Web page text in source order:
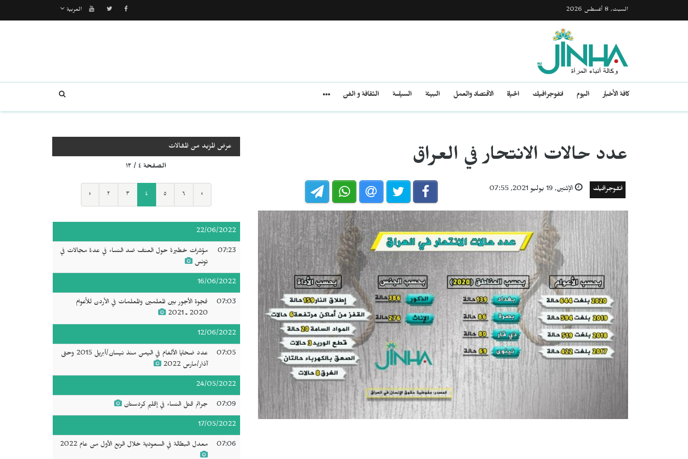
السبت, 8 أغسطس 2026 العربية
كافة الأخبار اليوم انفوجرافيك الحياة الاقتصاد والعمل البيئة السياسة الثقافة و الفن
عدد حالات الانتحار في العراق
انفوجرافيك الإثنين, 19 يوليو 2021, 07:55
عرض المزيد من المقالات
الصفحة ٤ / ١٢
‹ ٢ ٣ ٤ ٥ ٦ ›
22/06/2022
07:23
مؤشرات خطيرة حول العنف ضد النساء في عدة مجالات في
تونس
16/06/2022
07:03
فجوة الأجور بين المعلمين والمعلمات في الأردن للأعوام
2020 ـ 2021
12/06/2022
07:05
عدد ضحايا الألغام في اليمن منذ نيسان/أبريل 2015 وحتى
آذار/مارس 2022
24/05/2022
07:09 جرائم قتل النساء في إقليم كردستان
17/05/2022
07:06 معدل البطالة في السعودية خلال الربع الأول من عام 2022